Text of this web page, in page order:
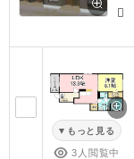
もっと見る
3人閲覧中